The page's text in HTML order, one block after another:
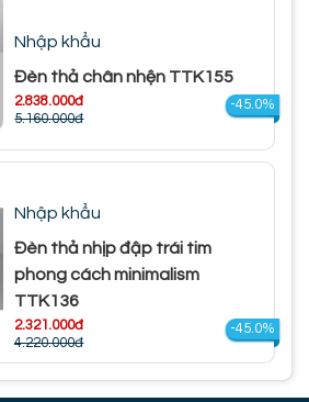
Nhập khẩu
Đèn thả chân nhện TTK155
2.838.000đ
5.160.000đ
-45.0%
Nhập khẩu
Đèn thả nhịp đập trái tim
phong cách minimalism
TTK136
2.321.000đ
4.220.000đ
-45.0%